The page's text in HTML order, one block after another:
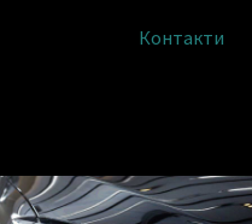
Контакти
Выездная автомойка